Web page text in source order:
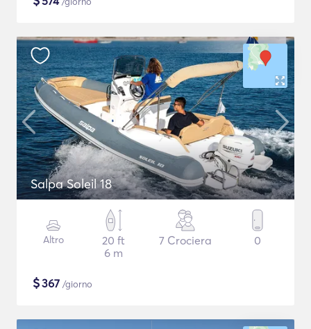
Salpa Soleil 18
Altro
20 ft
6 m
7 Crociera 0
$367 /giorno